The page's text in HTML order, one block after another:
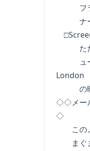
フラン
ナーや
ただの
ュー、
London
の映画
◇◇メー
◇
このメ
ま